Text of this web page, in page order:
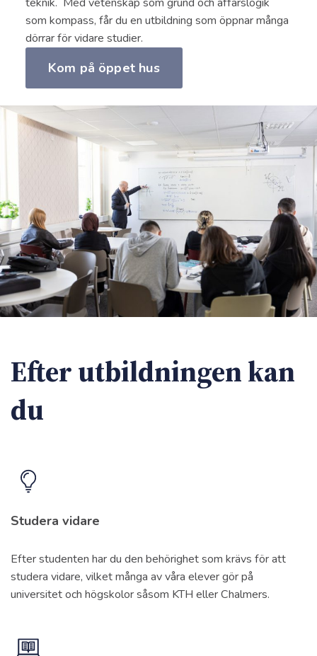
som kompass, får du en utbildning som öppnar många
dörrar för vidare studier.
Kom på öppet hus
Efter utbildningen kan
du
Studera vidare
Efter studenten har du den behörighet som krävs för att
studera vidare, vilket många av våra elever gör på
universitet och högskolor såsom KTH eller Chalmers.